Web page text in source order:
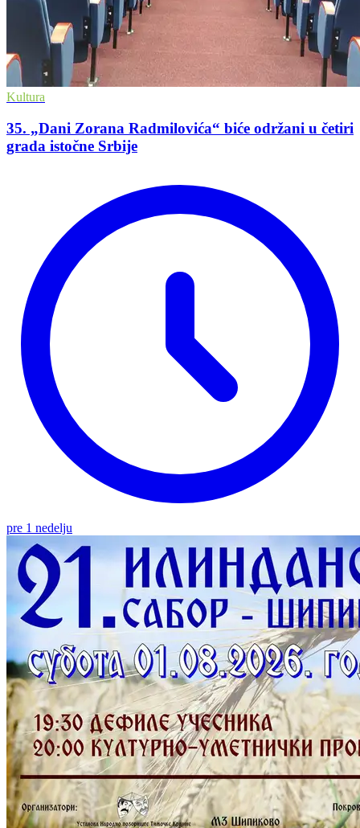
Kultura
35. „Dani Zorana Radmilovića“ biće održani u četiri
grada istočne Srbije
pre 1 nedelju